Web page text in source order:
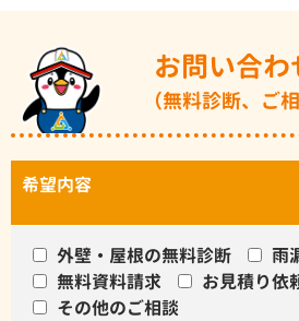
お問い合
（無料診断、ご
希望内容
外壁・屋根の無料診断
雨
無料資料請求
お見積り依
その他のご相談